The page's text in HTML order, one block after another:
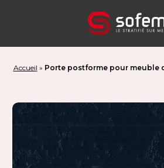
Accueil » Porte postforme pour meuble